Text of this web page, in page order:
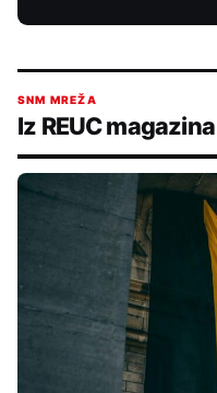
SNM MREŽA
Iz REUC magazina